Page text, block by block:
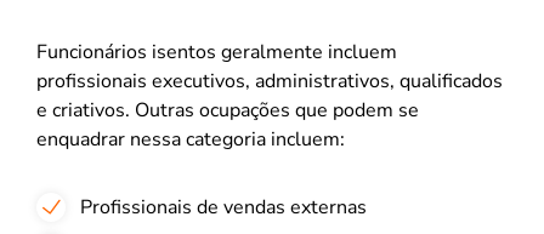
Funcionários isentos geralmente incluem
profissionais executivos, administrativos, qualificados
e criativos. Outras ocupações que podem se
enquadrar nessa categoria incluem:
Profissionais de vendas externas